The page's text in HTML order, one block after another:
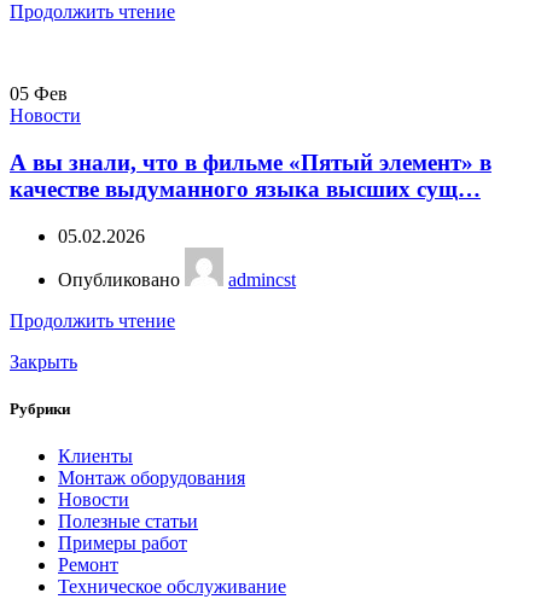
Продолжить чтение
05 Фев
Новости
А вы знали, что в фильме «Пятый элемент» в
качестве выдуманного языка высших сущ…
05.02.2026
Опубликовано
admincst
Продолжить чтение
Закрыть
Рубрики
Клиенты
Монтаж оборудования
Новости
Полезные статьи
Примеры работ
Ремонт
Техническое обслуживание